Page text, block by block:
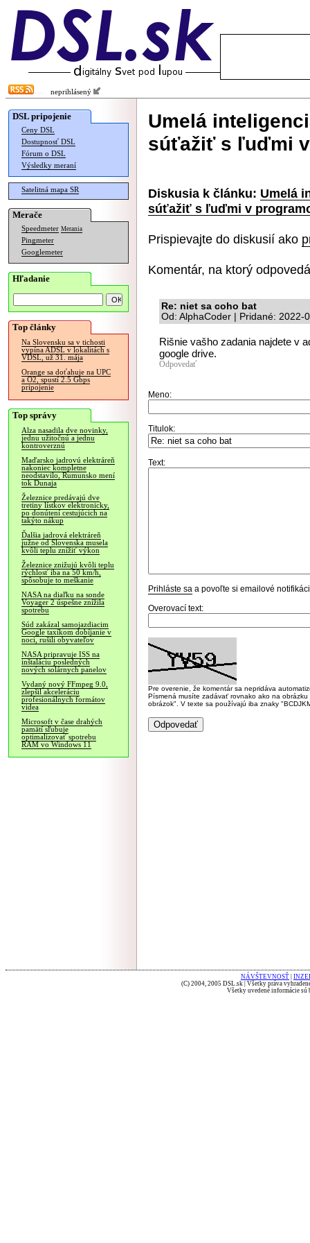
neprihlásený
DSL pripojenie
Ceny DSL
Dostupnosť DSL
Fórum o DSL
Výsledky meraní
Satelitná mapa SR
Merače
Speedmeter Merania
Pingmeter
Googlemeter
Hľadanie
Top články
Na Slovensku sa v tichosti
vypína ADSL v lokalitách s
VDSL, už 31. mája
Orange sa doťahuje na UPC
a O2, spustí 2.5 Gbps
pripojenie
Top správy
Alza nasadila dve novinky,
jednu užitočnú a jednu
kontroverznú
Maďarsko jadrovú elektráreň
nakoniec kompletne
neodstavilo, Rumunsko mení
tok Dunaja
Železnice predávajú dve
tretiny lístkov elektronicky,
po donútení cestujúcich na
takýto nákup
Ďalšia jadrová elektráreň
južne od Slovenska musela
kvôli teplu znížiť výkon
Železnice znižujú kvôli teplu
rýchlosť iba na 50 km/h,
spôsobuje to meškanie
NASA na diaľku na sonde
Voyager 2 úspešne znížila
spotrebu
Súd zakázal samojazdiacim
Google taxíkom dobíjanie v
noci, rušili obyvateľov
NASA pripravuje ISS na
inštaláciu posledných
nových solárnych panelov
Vydaný nový FFmpeg 9.0,
zlepšil akceleráciu
profesionálnych formátov
videa
Microsoft v čase drahých
pamätí sľubuje
optimalizovať spotrebu
RAM vo Windows 11
Umelá
súťažiť s ľuďmi
Diskusia k článku: Umelá
súťažiť s ľuďmi v
Prispievajte do diskusií ako
Komentár, na ktorý
Re: niet sa coho bat
Od: AlphaCoder | Pridané: 2022-
Rišnie vašho zadania najdete v
google drive.
Odpovedať
Meno:
Titulok:
Text:
Prihláste sa a povoľte si emailové
Overovací text:
Pre overenie, že komentár sa nepridáva
Písmená musíte zadávať rovnako ako na
obrázok". V texte sa používajú iba znaky
NÁVŠTEVNOSŤ
(C) 2004, 2005 DSL.sk | Všetky práva
Všetky uvedené informácie sú